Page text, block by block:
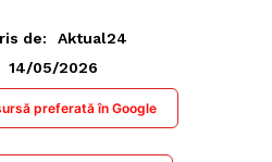
de:
Aktual24
14/05/2026
preferată în Google